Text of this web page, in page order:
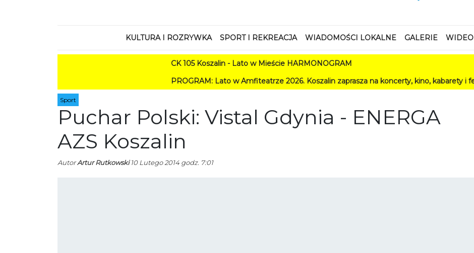
KULTURA I ROZRYWKA SPORT I REKREACJA WIADOMOŚCI LOKALNE GALERIE WIDEO
CK 105 Koszalin - Lato w Mieście HARMONOGRAM
PROGRAM: Lato w Amfiteatrze 2026. Koszalin zaprasza na koncerty, kino, kabarety i festiwale
Sport
Puchar Polski: Vistal Gdynia - ENERGA
AZS Koszalin
AutorArtur Rutkowski10 Lutego 2014 godz. 7:01